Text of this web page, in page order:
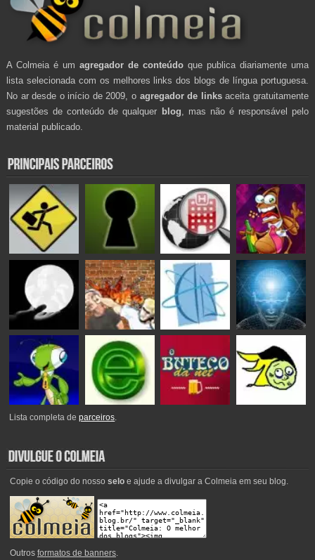
A Colmeia é um agregador de conteúdo que publica diariamente uma
lista selecionada com os melhores links dos blogs de língua portuguesa.
No ar desde o início de 2009, o agregador de linksaceita gratuitamente
sugestões de conteúdo de qualquer blog , mas não é responsável pelo
material publicado.
Lista completa deparceiros.
Copie o código do nosso seloe ajude a divulgar a Colmeia em seu blog.
Outros formatos de banners.